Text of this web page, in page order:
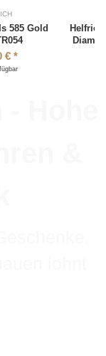
585 Gold
€ *
Hohe